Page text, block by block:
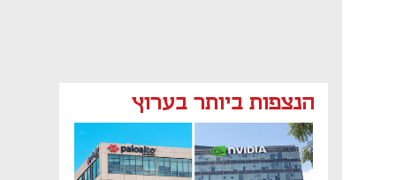
הנצפות ביותר בערוץ